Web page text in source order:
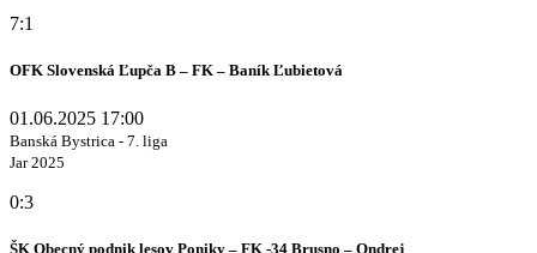
7:1
OFK Slovenská Ľupča B – FK – Baník Ľubietová
01.06.2025 17:00
Banská Bystrica - 7. liga
Jar 2025
0:3
ŠK Obecný podnik lesov Poniky – FK -34 Brusno – Ondrej